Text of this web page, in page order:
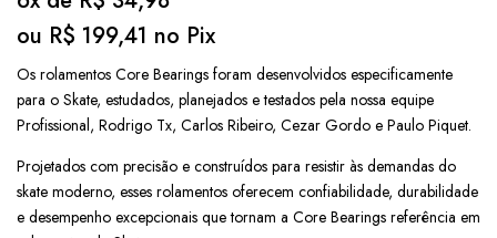
ou R$ 199,41 no Pix
Os rolamentos Core Bearings foram desenvolvidos especificamente
para o Skate, estudados, planejados e testados pela nossa equipe
Profissional, Rodrigo Tx, Carlos Ribeiro, Cezar Gordo e Paulo Piquet.
Projetados com precisão e construídos para resistir às demandas do
skate moderno, esses rolamentos oferecem confiabilidade, durabilidade
e desempenho excepcionais que tornam a Core Bearings referência em